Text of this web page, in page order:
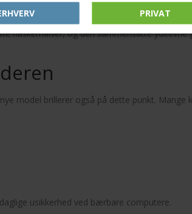
flaskerhalser, og den sammensatte
model brillerer også på dette punkt.
usikkerhed ved bærbare computere.
PRIVAT